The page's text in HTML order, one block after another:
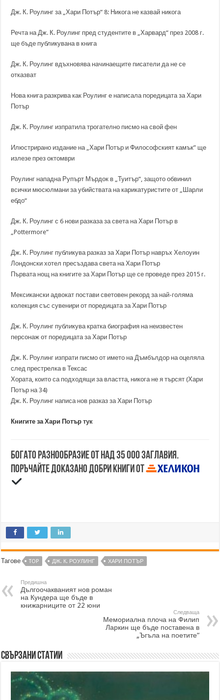
Дж. К. Роулинг за „Хари Потър“ 8: Никога не казвай никога
Речта на Дж. К. Роулинг пред студентите в „Харвард“ през 2008 г.
ще бъде публикувана в книга
Дж. К. Роулинг вдъхновява начинаещите писатели да не се
отказват
Нова книга разкрива как Роулинг е написала поредицата за Хари
Потър
Дж. К. Роулинг изпратила трогателно писмо на свой фен
Илюстрирано издание на „Хари Потър и Философският камък” ще
излезе през октомври
Роулинг нападна Рупърт Мърдок в „Туитър“, защото обвинил
всички мюсюлмани за убийствата на карикатуристите от „Шарли
ебдо“
Дж. К. Роулинг с 6 нови разказа за света на Хари Потър в
„Pottermore“
Дж. К. Роулинг публикува разказ за Хари Потър навръх Хелоуин
Лондонски хотел пресъздава света на Хари Потър
Първата нощ на книгите за Хари Потър ще се проведе през 2015 г.
Мексикански адвокат постави световен рекорд за най-голяма
колекция със сувенири от поредицата за Хари Потър
Дж. К. Роулинг публикува кратка биография на неизвестен
персонаж от поредицата за Хари Потър
Дж. К. Роулинг изпрати писмо от името на Дъмбълдор на оцеляла
след престрелка в Тексас
Хората, които са подходящи за властта, никога не я търсят (Хари
Потър на 34)
Дж. К. Роулинг написа нов разказ за Хари Потър
Книгите за Хари Потъртук
Богато разнообразие от над 35 000 заглавия.
Поръчайте доказано добри книги от
Тагове TOP ДЖ. К. РОУЛИНГ ХАРИ ПОТЪР
Предишна
Дългоочакваният нов роман
на Кундера ще бъде в
книжарниците от 22 юни
Следваща
Мемориална плоча на Филип
Ларкин ще бъде поставена в
„Ъгъла на поетите“
Свързани статии